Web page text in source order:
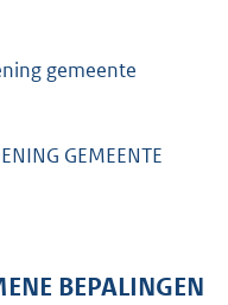
gemeente
GEMEENTE
BEPALINGEN